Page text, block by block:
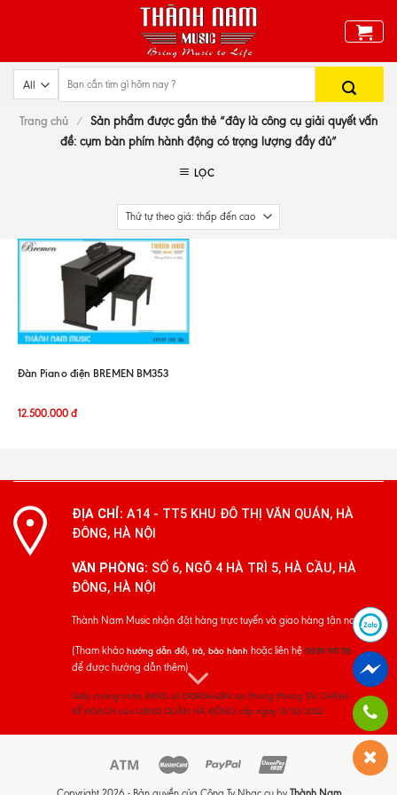
Trang chủ / Sản phẩm được gắn thẻ “đây là công cụ giải quyết vấn
đề: cụm bàn phím hành động có trọng lượng đầy đủ”
LỌC
Đàn Piano điện BREMEN BM353
12.500.000 đ
ĐỊA CHỈ: A14 - TT5 KHU ĐÔ THỊ VĂN QUÁN, HÀ
ĐÔNG, HÀ NỘI
VĂN PHÒNG: SỐ 6, NGÕ 4 HÀ TRÌ 5, HÀ CẦU, HÀ
ĐÔNG, HÀ NỘI
Thành Nam Music nhận đặt hàng trực tuyến và giao hàng tận nơi
(Tham khảo hướng dẫn đổi, trả, bảo hành hoặc liên hệ 0939 911 116
để được hướng dẫn thêm)
Giấy chứng nhận ĐKKD số 0108044289 do Phòng Phòng TÀI CHÍNH -
KẾ HOẠCH của UBND QUẬN HÀ ĐÔNG cấp ngày 13/10/2022